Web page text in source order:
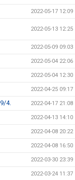
2022-05-17 12:09
2022-05-13 12:25
2022-05-09 09:03
2022-05-04 22:06
2022-05-04 12:30
2022-04-25 09:17
4. 2022-04-17 21:08
2022-04-13 14:10
2022-04-08 20:22
2022-04-08 16:50
2022-03-30 23:39
2022-03-24 11:37